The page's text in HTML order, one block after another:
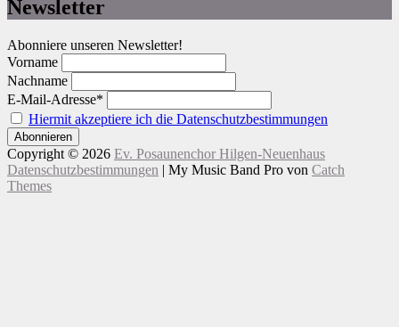
Newsletter
Abonniere unseren Newsletter!
Vorname
Nachname
E-Mail-Adresse*
Hiermit akzeptiere ich die Datenschutzbestimmungen
Copyright © 2026 Ev. Posaunenchor Hilgen-Neuenhaus
Datenschutzbestimmungen | My Music Band Pro von Catch
Themes